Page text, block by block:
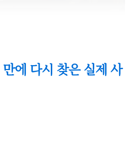
에 다시 찾은 실제 사